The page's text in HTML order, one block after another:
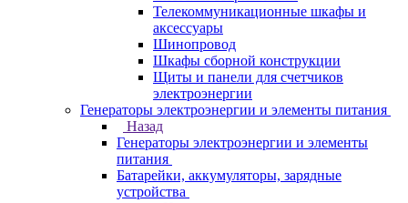
Телекоммуникационные шкафы и
аксессуары
Шинопровод
Шкафы сборной конструкции
Щиты и панели для счетчиков
электроэнергии
Генераторы электроэнергии и элементы питания
Назад
Генераторы электроэнергии и элементы
питания
Батарейки, аккумуляторы, зарядные
устройства